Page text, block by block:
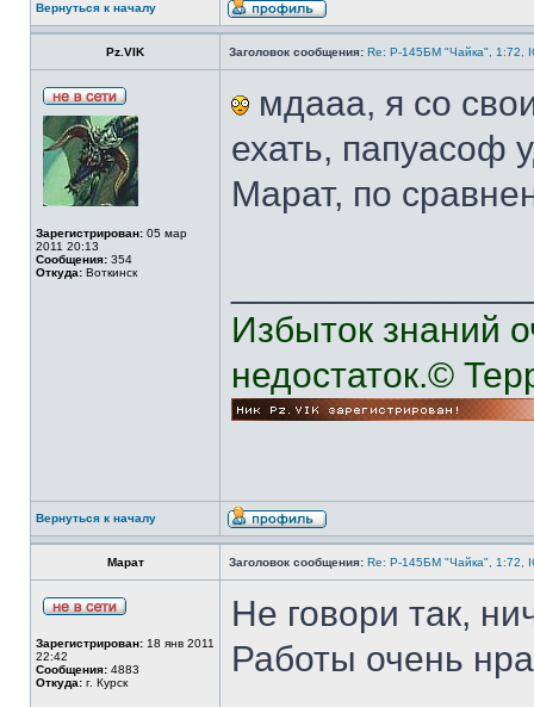
Вернуться к началу
Pz.VIK Заголовок сообщения: Re: Р-145БМ "Чайка", 1:72,
Зарегистрирован: 05 мар
2011 20:13
Сообщения: 354
Откуда: Воткинск
мдааа, я со
ехать, папуасоф
Марат, по
Избыток знаний
недостаток.©
Вернуться к началу
Марат Заголовок сообщения: Re: Р-145БМ "Чайка", 1:72,
Зарегистрирован: 18 янв 2011
22:42
Сообщения: 4883
Откуда: г. Курск
Не говори так,
Работы очень